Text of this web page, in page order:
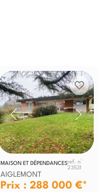
MAISON ET DÉPENDANCESref. n°
23531
AIGLEMONT
Prix : 288 000 €*